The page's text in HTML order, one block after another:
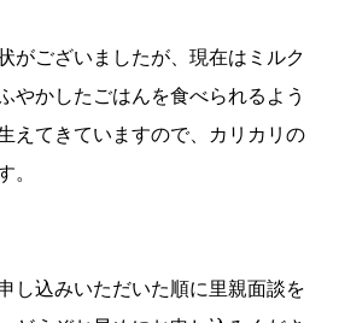
がございましたが、現在はミルク
やかしたごはんを食べられるよう
えてきていますので、カリカリの
。
し込みいただいた順に里親面談を